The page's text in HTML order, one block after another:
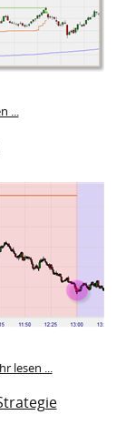
...
lesen ...